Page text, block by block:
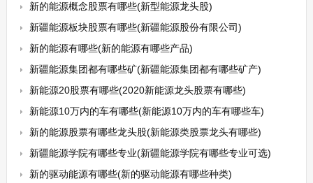
新的能源概念股票有哪些(新型能源龙头股)
新疆能源板块股票有哪些(新疆能源股份有限公司)
新的能源有哪些(新的能源有哪些产品)
新疆能源集团都有哪些矿(新疆能源集团都有哪些矿产)
新能源20股票有哪些(2020新能源龙头股票有哪些)
新能源10万内的车有哪些(新能源10万内的车有哪些车)
新的能源股票有哪些龙头股(新能源类股票龙头有哪些)
新疆能源学院有哪些专业(新疆能源学院有哪些专业可选)
新的驱动能源有哪些(新的驱动能源有哪些种类)